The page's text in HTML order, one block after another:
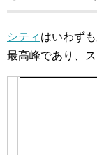
シティ はいわず
最高峰であり、